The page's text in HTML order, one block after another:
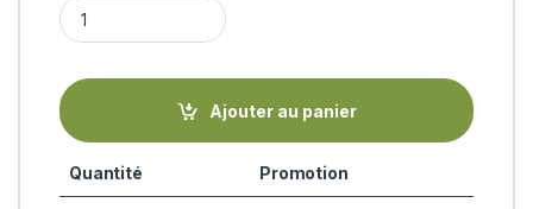
VATA (Tailam - huile de massage ayurvédique) BIO Gopala
Ajouter au panier
Quantité Promotion